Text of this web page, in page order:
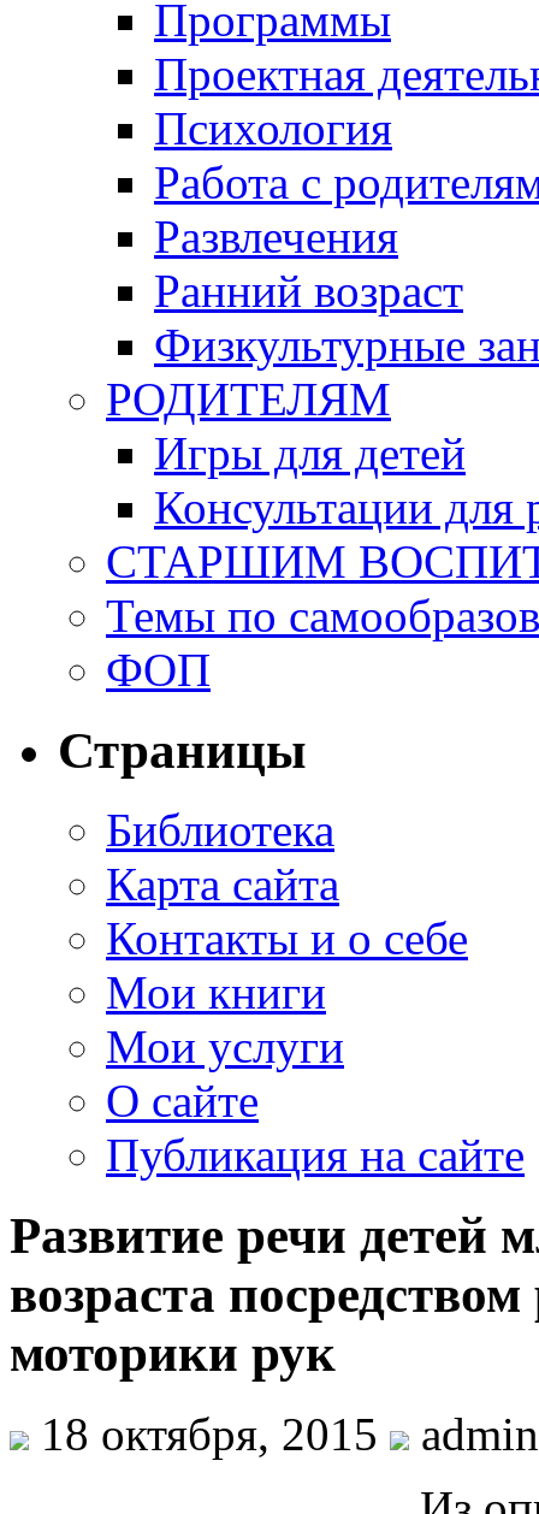
Программы
Проектная
Психология
Работа с
Развлечения
Ранний возраст
Физкультурные
РОДИТЕЛЯМ
Игры для детей
Консультации для
СТАРШИМ
Темы по
ФОП
Страницы
Библиотека
Карта сайта
Контакты и о себе
Мои книги
Мои услуги
О сайте
Публикация на сайте
Развитие речи детей
возраста
моторики рук
18 октября, 2015
admin